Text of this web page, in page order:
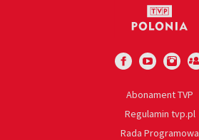
Abonament TVP
Regulamin tvp.pl
Rada Programowa